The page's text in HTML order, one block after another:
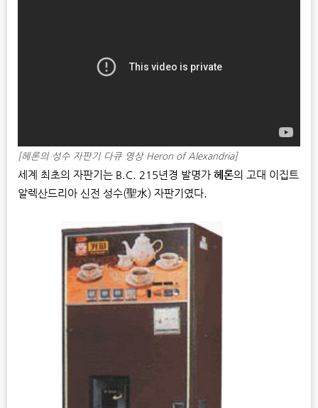
[헤론의 성수 자판기 다큐 영상 Heron of Alexandria]
세계 최초의 자판기는 B.C. 215년경 발명가 헤론의 고대 이집트
알렉산드리아 신전 성수(聖水) 자판기였다.